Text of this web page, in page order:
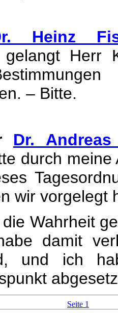
Heinz
gelangt Herr
– Bitte.
Dr.
durch
wir vorgelegt
Wahrheit
damit
und ich
Seite 1